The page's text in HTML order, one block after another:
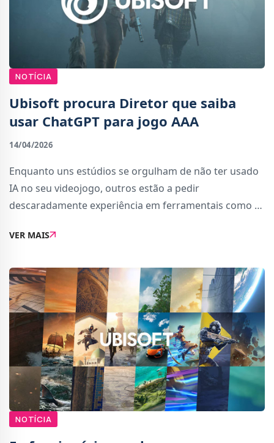
NOTÍCIA
Ubisoft procura Diretor que saiba
usar ChatGPT para jogo AAA
14/04/2026
Enquanto uns estúdios se orgulham de não ter usado
IA no seu videojogo, outros estão a pedir
descaradamente experiência em ferramentais como o
emprego no site da carreiras da Ubisoft, para um
VER MAIS
NOTÍCIA